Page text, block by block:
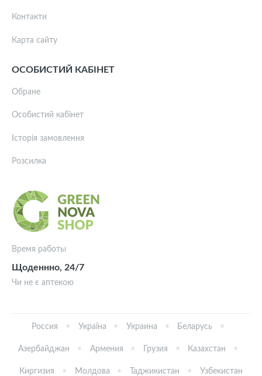
Время работы
Щоденнно, 24/7
Чи не є аптекою
Контакти
Карта сайту
ОСОБИСТИЙ КАБІНЕТ
Обране
Особистий кабінет
Історія замовлення
Розсилка
Россия Україна Украина Беларусь
Азербайджан Армения Грузия Казахстан
Киргизия Молдова Таджикистан Узбекистан